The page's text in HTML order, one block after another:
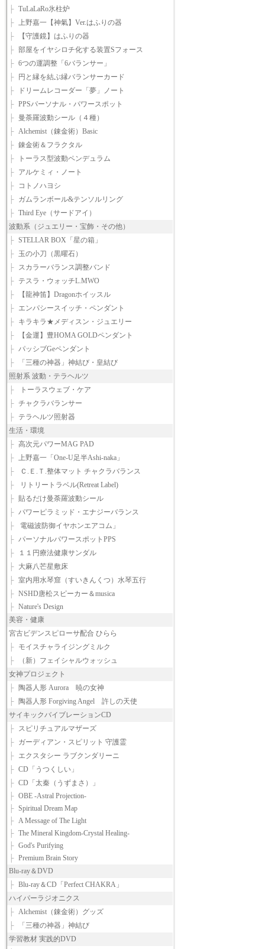
├ TuLaLaRo氷柱炉
├ 上野嘉一【神氣】Ver.はふりの器
├
【守護鏡】はふりの器
├ 部屋をイヤシロチ化する装置Sフォース
├ 6つの運調整「6バランサー」
├
円と縁を結ぶ縁バランサーカード
├
ドリームレコーダー「夢」ノート
├ PPSパーソナル・パワースポット
├ 曼荼羅波動シール（４種）
├ Alchemist（錬金術）Basic
├ 錬金術＆フラクタル
├
トーラス型波動ペンデュラム
├ アルケミィ・ノート
├
コトノハヨシ
├ ガムランボール&テンソルリング
├ Third Eye（サードアイ）
波動系（ジュエリー・宝飾・その他）
├ STELLAR BOX「星の箱」
├ 玉の小刀（黒曜石）
├ スカラーバランス調整バンド
├ テスラ・ウォッチL.MWO
├
【龍神笛】Dragonホイッスル
├ エンパシースイッチ・ペンダント
├ キラキラ★メディスン・ジュエリー
├
【金運】豊HOMA GOLDペンダント
├ パッシブGeペンダント
├
「三種の神器」神結び・皇結び
照射系 波動・テラヘルツ
├
トーラスウェブ・ケア
├ チャクラバランサー
├ テラヘルツ照射器
生活・環境
├ 高次元パワーMAG PAD
├ 上野嘉一「One-U足半Ashi-naka」
├
Ｃ.Ｅ.Ｔ.整体マット チャクラバランス
├
リトリートラベル(Retreat Label)
├ 貼るだけ曼荼羅波動シール
├ パワーピラミッド・エナジーバランス
├
電磁波防御イヤホンエアコム」
├ パーソナルパワースポットPPS
├
１１円療法健康サンダル
├ 大麻八芒星敷床
├ 室内用水琴窟（すいきんくつ）水琴五行
├ NSHD唐松スピーカー＆musica
├ Nature's Design
美容・健康
宮古ビデンスピローサ配合 ひらら
├ モイスチャライジングミルク
├
（新）フェイシャルウォッシュ
女神プロジェクト
├ 陶器人形 Aurora 暁の女神
├ 陶器人形 Forgiving Angel 許しの天使
サイキックバイブレーションCD
├ スピリチュアルマザーズ
├ ガーディアン・スピリット 守護霊
├ エクスタシー ラブクンダリーニ
├ CD「うつくしい」
├ CD「太秦（うずまさ）」
├ OBE -Astral Projection-
├ Spiritual Dream Map
├ A Message of The Light
├ The Mineral Kingdom-Crystal Healing-
├ God's Purifying
├ Premium Brain Story
Blu-ray＆DVD
├ Blu-ray＆CD「Perfect CHAKRA」
ハイパーラジオニクス
├ Alchemist（錬金術）グッズ
├
「三種の神器」神結び
学習教材 実践的DVD